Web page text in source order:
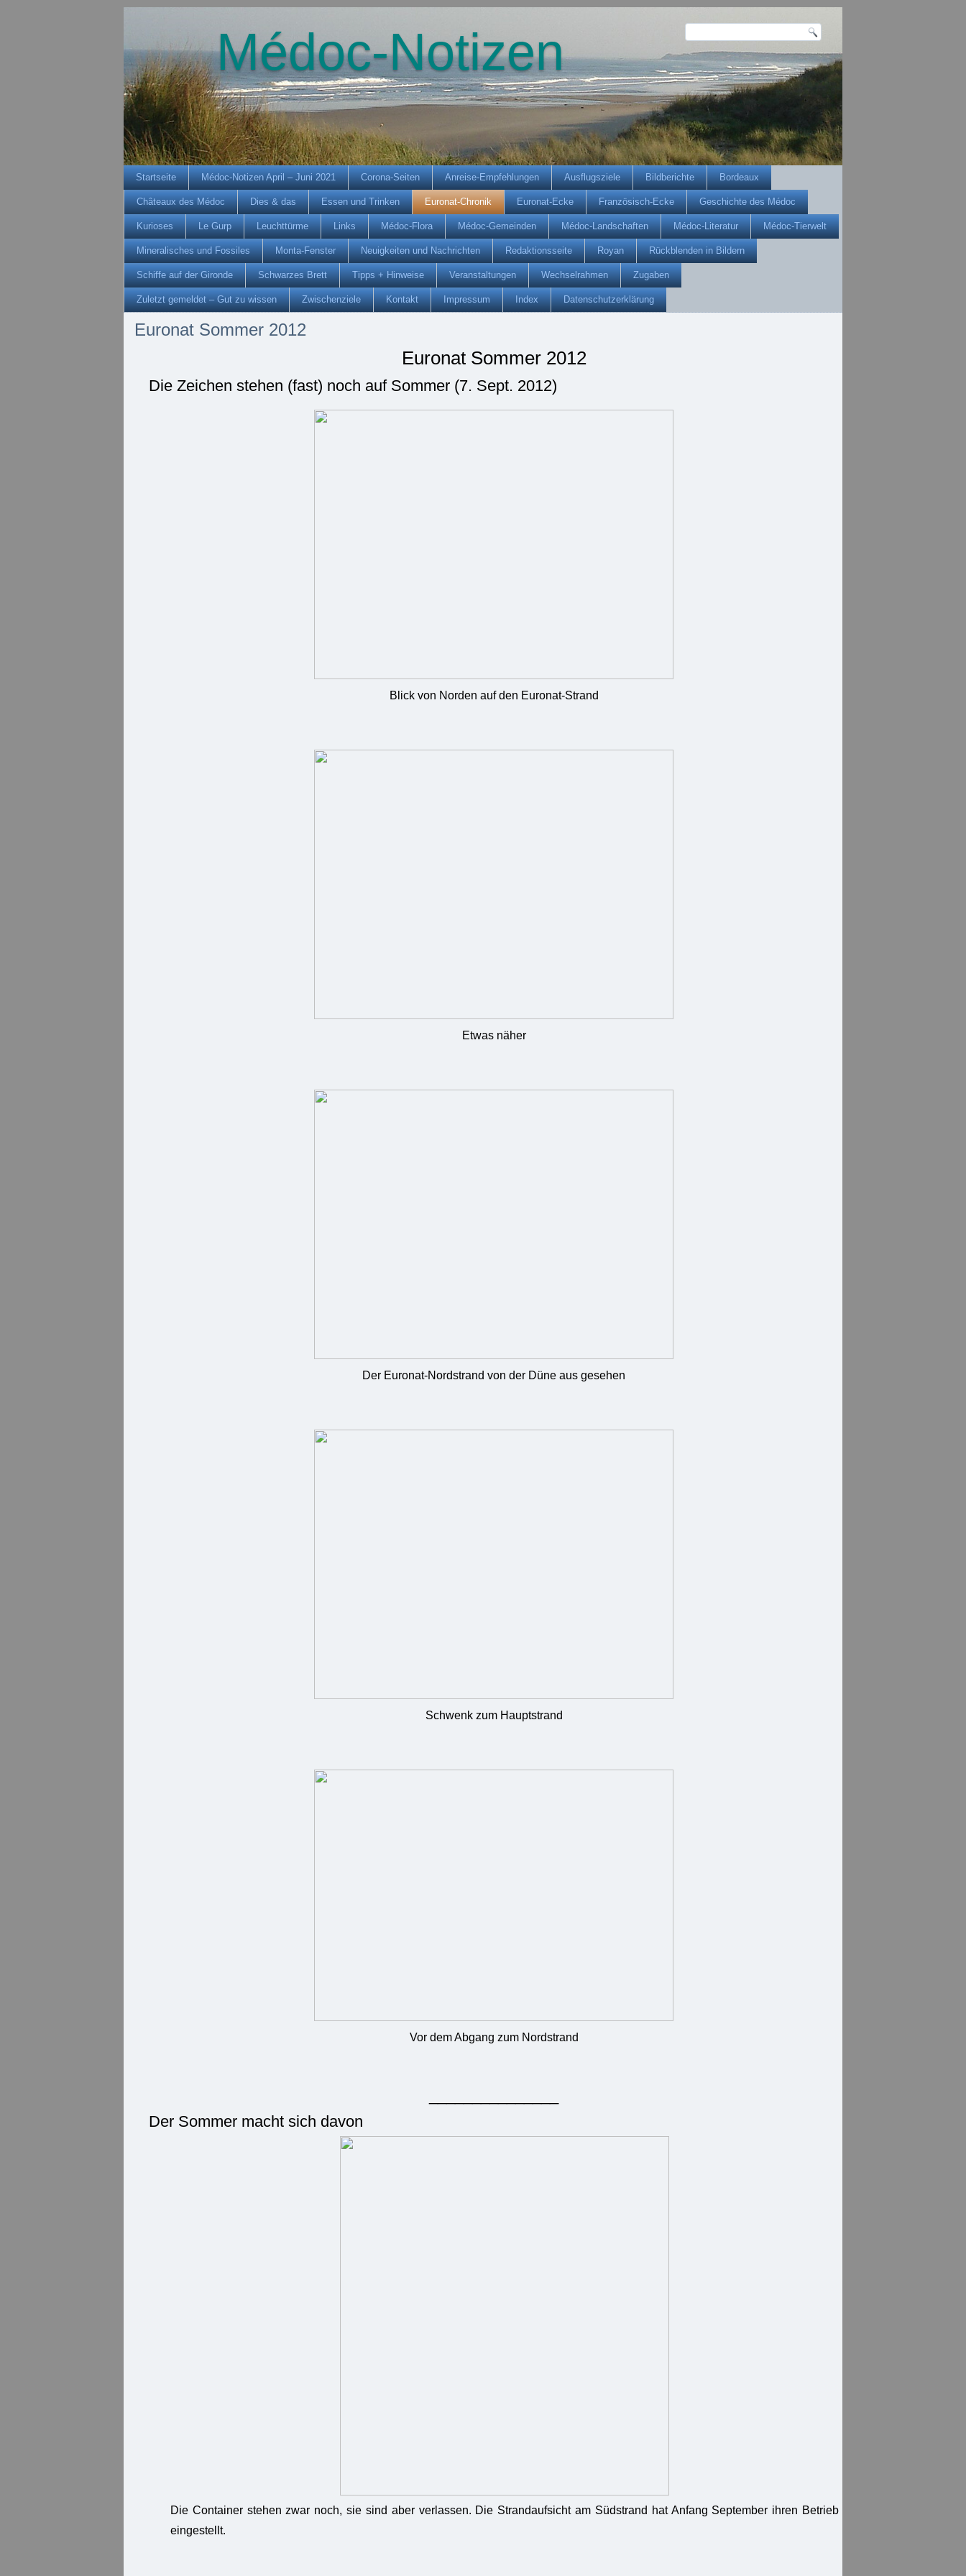
Médoc-Notizen
Startseite Médoc-Notizen April – Juni 2021 Corona-Seiten Anreise-Empfehlungen Ausflugsziele Bildberichte Bordeaux
Châteaux des Médoc Dies & das Essen und Trinken Euronat-Chronik Euronat-Ecke Französisch-Ecke Geschichte des Médoc
Kurioses Le Gurp Leuchttürme Links Médoc-Flora Médoc-Gemeinden Médoc-Landschaften Médoc-Literatur Médoc-Tierwelt
Mineralisches und Fossiles Monta-Fenster Neuigkeiten und Nachrichten Redaktionsseite Royan Rückblenden in Bildern
Schiffe auf der Gironde Schwarzes Brett Tipps + Hinweise Veranstaltungen Wechselrahmen Zugaben
Zuletzt gemeldet – Gut zu wissen Zwischenziele Kontakt Impressum Index Datenschutzerklärung
Euronat Sommer 2012
Euronat Sommer 2012
Die Zeichen stehen (fast) noch auf Sommer (7. Sept. 2012)
Blick von Norden auf den Euronat-Strand
Etwas näher
Der Euronat-Nordstrand von der Düne aus gesehen
Schwenk zum Hauptstrand
Vor dem Abgang zum Nordstrand
Der Sommer macht sich davon
Die Container stehen zwar noch, sie sind aber verlassen. Die Strandaufsicht am Südstrand hat Anfang September ihren Betrieb
eingestellt.